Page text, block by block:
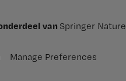
van Springer Nature
Manage Preferences